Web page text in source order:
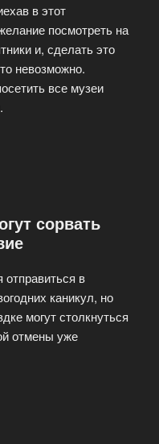
в этот
посмотреть на
и, сделать это
невозможно.
все музеи
сорвать
в
каникул, но
могут столкнуться
отмены уже